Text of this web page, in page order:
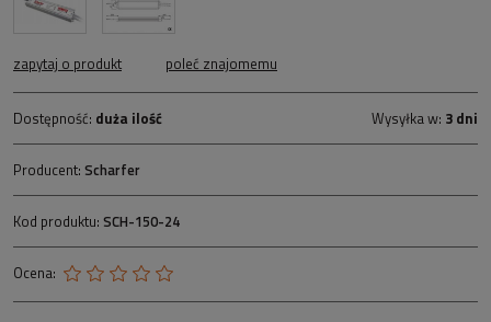
zapytaj o produkt poleć znajomemu
Dostępność: duża ilość Wysyłka w: 3 dni
Producent: Scharfer
Kod produktu: SCH-150-24
Ocena: